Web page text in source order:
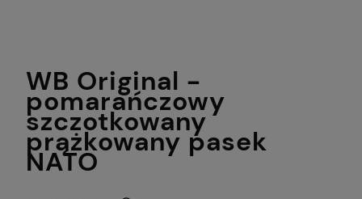
WB Original -
pomarańczowy
szczotkowany
prążkowany pasek
NATO